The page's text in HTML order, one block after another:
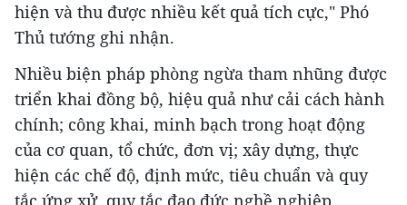
hiện và thu được nhiều kết quả tích cực," Phó
Thủ tướng ghi nhận.
Nhiều biện pháp phòng ngừa tham nhũng được
triển khai đồng bộ, hiệu quả như cải cách hành
chính; công khai, minh bạch trong hoạt động
của cơ quan, tổ chức, đơn vị; xây dựng, thực
hiện các chế độ, định mức, tiêu chuẩn và quy
tắc ứng xử, quy tắc đạo đức nghề nghiệp...